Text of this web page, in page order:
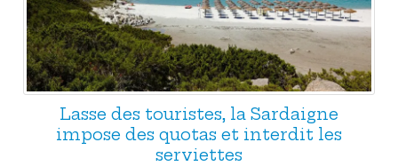
Lasse des touristes, la Sardaigne
impose des quotas et interdit les
serviettes